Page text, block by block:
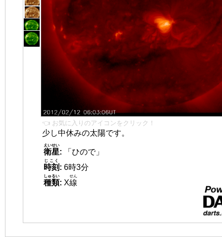
👈 お気に入りのアイコンをクリック！
少し中休みの太陽です。
衛星
えいせい
:
「ひので」
時刻
じこく
: 6時3分
種類
しゅるい
: X線
せん